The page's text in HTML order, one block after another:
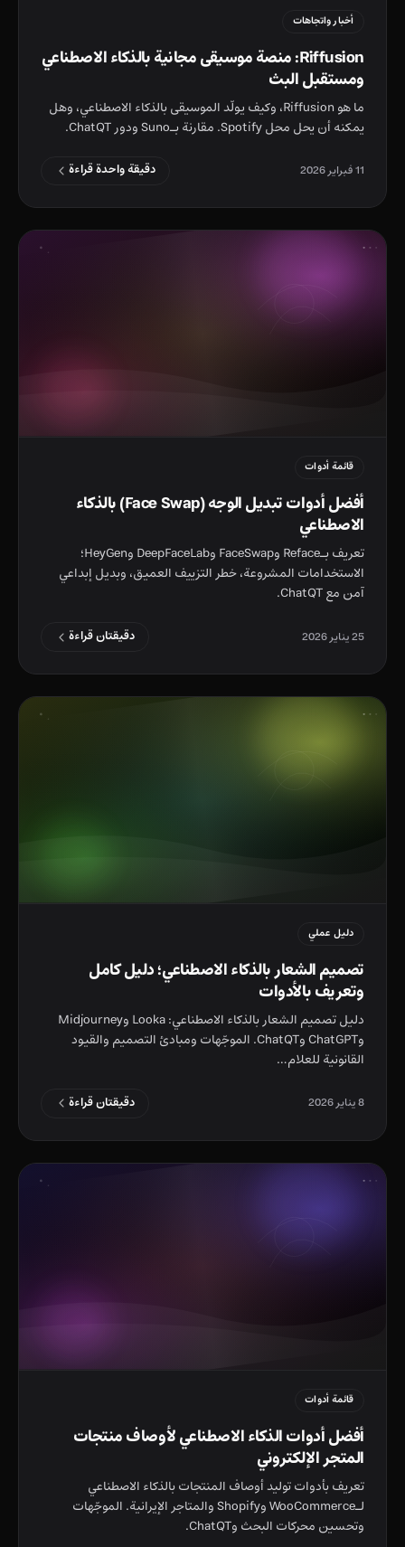
أخبار واتجاهات
Riffusion: منصة موسيقى مجانية بالذكاء الاصطناعي
ومستقبل البث
ما هو Riffusion، وكيف يولّد الموسيقى بالذكاء الاصطناعي، وهل
يمكنه أن يحل محل Spotify. مقارنة بـSuno ودور ChatQT.
11 فبراير 2026 دقيقة واحدة قراءة
قائمة أدوات
أفضل أدوات تبديل الوجه (Face Swap) بالذكاء
الاصطناعي
تعريف بـReface وFaceSwap وDeepFaceLab وHeyGen؛
الاستخدامات المشروعة، خطر التزييف العميق، وبديل إبداعي
آمن مع ChatQT.
25 يناير 2026 دقيقتان قراءة
دليل عملي
تصميم الشعار بالذكاء الاصطناعي؛ دليل كامل
وتعريف بالأدوات
دليل تصميم الشعار بالذكاء الاصطناعي: Looka وMidjourney
وChatGPT وChatQT. الموجّهات ومبادئ التصميم والقيود
القانونية للعلام…
8 يناير 2026 دقيقتان قراءة
قائمة أدوات
أفضل أدوات الذكاء الاصطناعي لأوصاف منتجات
المتجر الإلكتروني
تعريف بأدوات توليد أوصاف المنتجات بالذكاء الاصطناعي
لـWooCommerce وShopify والمتاجر الإيرانية. الموجّهات
وتحسين محركات البحث وChatQT.